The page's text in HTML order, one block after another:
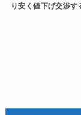
り安く値下げ交渉す